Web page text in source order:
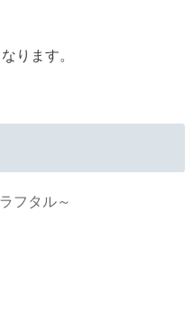
ります。
フタル～